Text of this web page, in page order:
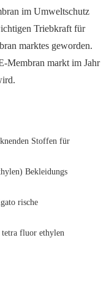
im Umweltschutz
Triebkraft für
marktes geworden.
Membran markt im Jahr
Stoffen für
Bekleidungs
rische
tetra fluor ethylen